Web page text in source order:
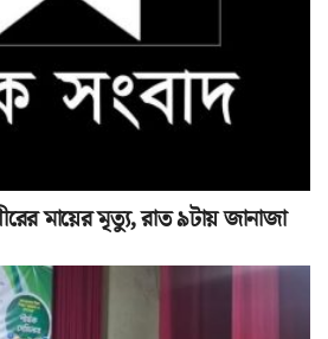
মায়ের মৃত্যু, রাত ৯টায় জানাজা